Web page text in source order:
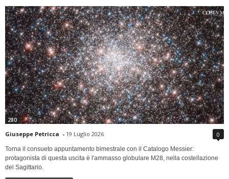
280
Giuseppe Petricca - 19 Luglio 2026 0
Torna il consueto appuntamento bimestrale con il Catalogo Messier:
protagonista di questa uscita è l'ammasso globulare M28, nella costellazione
del Sagittario.